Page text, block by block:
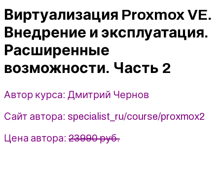
и
эксплуатация.
Расширенные
возможности.
Часть
2
Дмитрий
(2024)
Виртуализация Proxmox VE.
Внедрение и эксплуатация.
Расширенные
возможности. Часть 2
Автор курса: Дмитрий Чернов
Сайт автора: specialist_ru/course/proxmox2
Цена автора: 23990 руб.